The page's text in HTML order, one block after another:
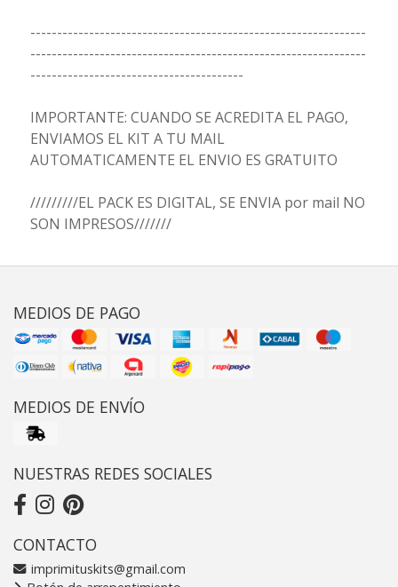
---------------------------------------------------------------
---------------------------------------------------------------
----------------------------------------
IMPORTANTE: CUANDO SE ACREDITA EL PAGO,
ENVIAMOS EL KIT A TU MAIL
AUTOMATICAMENTE EL ENVIO ES GRATUITO
/////////EL PACK ES DIGITAL, SE ENVIA por mail NO
SON IMPRESOS///////
MEDIOS DE PAGO
MEDIOS DE ENVÍO
NUESTRAS REDES SOCIALES
CONTACTO
imprimituskits@gmail.com